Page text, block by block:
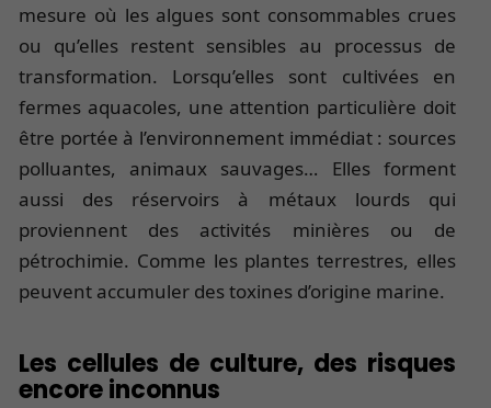
mesure où les algues sont consommables crues
ou qu’elles restent sensibles au processus de
transformation. Lorsqu’elles sont cultivées en
fermes aquacoles, une attention particulière doit
être portée à l’environnement immédiat : sources
polluantes, animaux sauvages… Elles forment
aussi des réservoirs à métaux lourds qui
proviennent des activités minières ou de
pétrochimie. Comme les plantes terrestres, elles
peuvent accumuler des toxines d’origine marine.
Les cellules de culture, des risques
encore inconnus